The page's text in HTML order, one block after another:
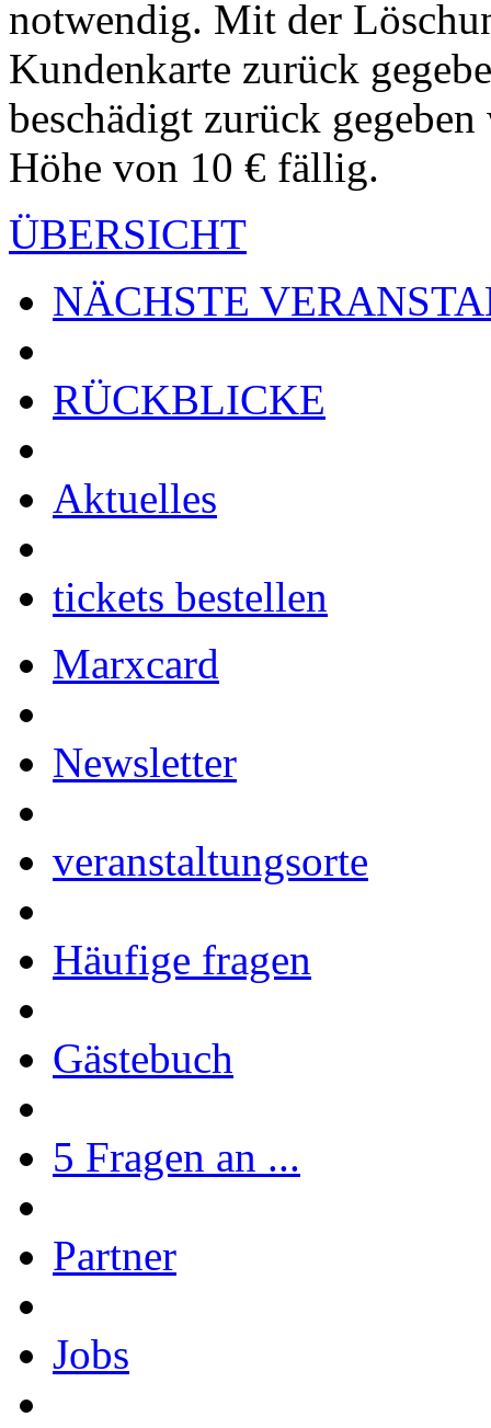
notwendig. Mit der
Kundenkarte zurück
beschädigt zurück
Höhe von 10 € fällig.
ÜBERSICHT
NÄCHSTE
RÜCKBLICKE
Aktuelles
tickets bestellen
Marxcard
Newsletter
veranstaltungsorte
Häufige fragen
Gästebuch
5 Fragen an ...
Partner
Jobs